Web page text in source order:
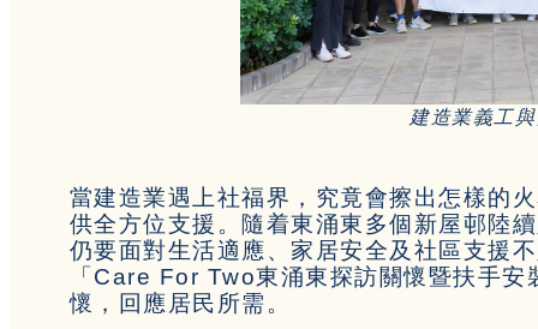
建造業義工
當建造業遇上社福界，究竟會擦出怎樣的
供全方位支援。隨着東涌東多個新屋邨陸
仍要面對生活適應、家居安全及社區支援
「Care For Two東涌東探訪關懷暨扶手
懷，回應居民所需。